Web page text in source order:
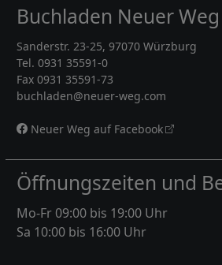
Buchladen Neuer Weg
Sanderstr. 23-25, 97070 Würzburg
Tel. 0931 35591-0
Fax 0931 35591-73
buchladen@neuer-weg.com
Neuer Weg auf Facebook
Öffnungszeiten und
Mo-Fr 09:00 bis 19:00 Uhr
Sa 10:00 bis 16:00 Uhr